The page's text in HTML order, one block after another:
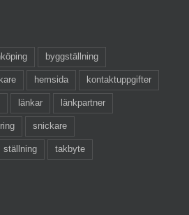
byggställning
hemsida kontaktuppgifter
länkar länkpartner
snickare
ställning takbyte